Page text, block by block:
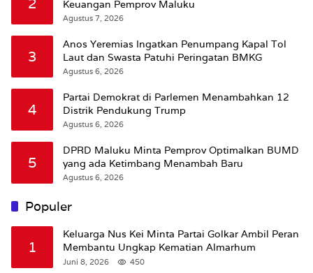
Keuangan Pemprov Maluku
Agustus 7, 2026
3
Anos Yeremias Ingatkan Penumpang Kapal Tol
Laut dan Swasta Patuhi Peringatan BMKG
Agustus 6, 2026
4
Partai Demokrat di Parlemen Menambahkan 12
Distrik Pendukung Trump
Agustus 6, 2026
5
DPRD Maluku Minta Pemprov Optimalkan BUMD
yang ada Ketimbang Menambah Baru
Agustus 6, 2026
Populer
1
Keluarga Nus Kei Minta Partai Golkar Ambil Peran
Membantu Ungkap Kematian Almarhum
Juni 8, 2026 450